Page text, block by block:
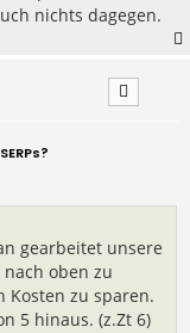
nichts dagegen.
gearbeitet unsere
oben zu
zu sparen.
5 hinaus. (z.Zt 6)